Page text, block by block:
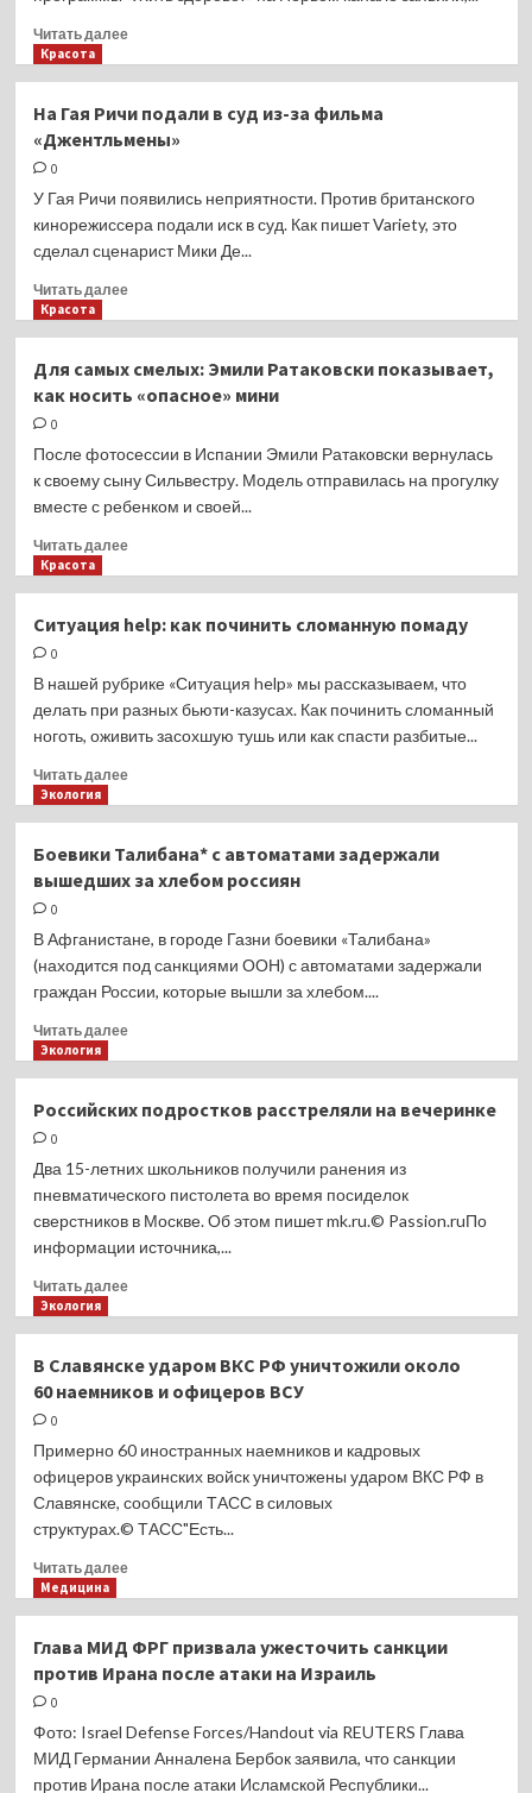
Читать далееПрочитать
предупредили
о неочевидном
Красота
На Гая Ричи подали в суд из-за фильма
«Джентльмены»
0
У Гая Ричи появились неприятности. Против британского
кинорежиссера подали иск в суд. Как пишет Variety, это
сделал сценарист Мики Де...
Читать далееПрочитать
Гая
Ричи
из-
за
Красота
Для самых смелых: Эмили Ратаковски показывает,
как носить «опасное» мини
0
После фотосессии в Испании Эмили Ратаковски вернулась
к своему сыну Сильвестру. Модель отправилась на прогулку
вместе с ребенком и своей...
Читать далееПрочитать
самых
Эмили
Ратаковски
как
Красота
Ситуация help: как починить сломанную помаду
0
В нашей рубрике «Ситуация help» мы рассказываем, что
делать при разных бьюти-казусах. Как починить сломанный
ноготь, оживить засохшую тушь или как спасти разбитые...
Читать далееПрочитать
help:
как
помаду
Экология
Боевики Талибана* с автоматами задержали
вышедших за хлебом россиян
0
В Афганистане, в городе Газни боевики «Талибана»
(находится под санкциями ООН) с автоматами задержали
граждан России, которые вышли за хлебом....
Читать далееПрочитать
Талибана*
задержали
россиян
Экология
Российских подростков расстреляли на вечеринке
0
Два 15-летних школьников получили ранения из
пневматического пистолета во время посиделок
сверстников в Москве. Об этом пишет mk.ru.© Passion.ruПо
информации источника,...
Читать далееПрочитать
подростков
расстреляли
Экология
В Славянске ударом ВКС РФ уничтожили около
60 наемников и офицеров ВСУ
0
Примерно 60 иностранных наемников и кадровых
офицеров украинских войск уничтожены ударом ВКС РФ в
Славянске, сообщили ТАСС в силовых
структурах.© ТАСС"Есть...
Читать далееПрочитать
ударом
ВКС
около
и офицеров
Медицина
Глава МИД ФРГ призвала ужесточить санкции
против Ирана после атаки на Израиль
0
Фото: Israel Defense Forces/Handout via REUTERS Глава
МИД Германии Анналена Бербок заявила, что санкции
против Ирана после атаки Исламской Республики...